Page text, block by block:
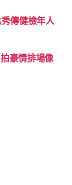
傳健檢年人
豪情排場像